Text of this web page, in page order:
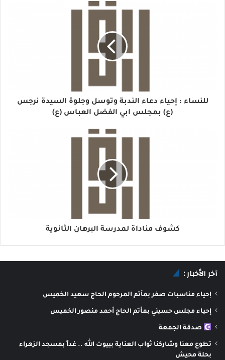
للنساء : إحياء دعاء الندبة وتوسل وجلوة السيدة نرجس
(ع) بمجلس ابي الفضل العباس (ع)
كشوف مناداة لمدرسة البرهان الثانوية
آخر الأخبار :
إحياء مناسبات صفر بمأتم المرحوم الحاج سعيد الخميس
إحياء مجلس حسيني بمأتم الحاج أحمد منصور الخميس
صدقة الجمعة
تطوع معنا وشاركنا ثواب العناية بييوت الله .. غداً بمسجد الزهراء
بحلة محيش